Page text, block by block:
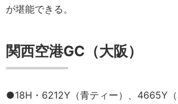
が堪能できる。
関西空港GC（大阪）
●18H・6212Y（青ティー）、4665Y